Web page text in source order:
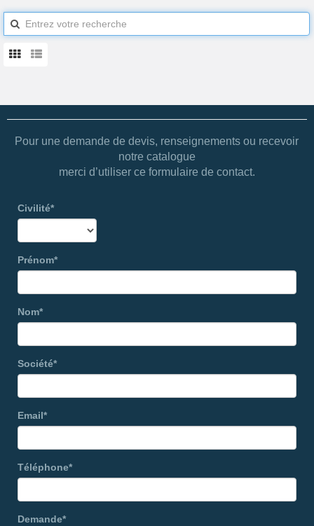
Pour une demande de devis, renseignements ou recevoir
notre catalogue
merci d’utiliser ce formulaire de contact.
Civilité*
Prénom*
Nom*
Société*
Email*
Téléphone*
Demande*